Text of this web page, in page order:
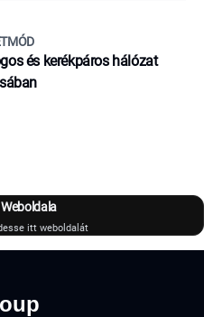
és kerékpáros hálózat
itt weboldalát